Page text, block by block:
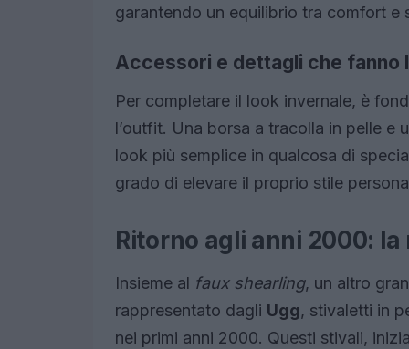
garantendo un equilibrio tra comfort e
Accessori e dettagli che fanno
Per completare il look invernale, è
l’outfit. Una borsa a tracolla in pelle e
look più semplice in qualcosa di
grado di elevare il proprio stile
Ritorno agli anni 2000:
Insieme al faux shearling, un altro
rappresentato dagli Ugg, stivaletti in
nei primi anni 2000. Questi stivali,